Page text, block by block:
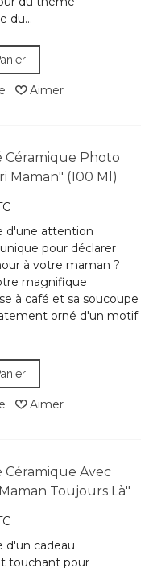
du...
Aimer
Céramique Photo
Maman" (100 Ml)
d'une attention
pour déclarer
à votre maman ?
magnifique
à café et sa soucoupe
orné d'un motif
Aimer
Céramique Avec
Toujours Là"
d'un cadeau
touchant pour